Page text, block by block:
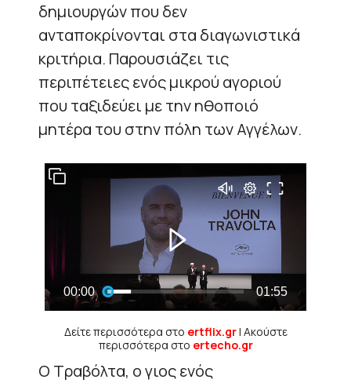
δημιουργών που δεν
ανταποκρίνονται στα διαγωνιστικά
κριτήρια. Παρουσιάζει τις
περιπέτειες ενός μικρού αγοριού
που ταξιδεύει με την ηθοποιό
μητέρα του στην πόλη των Αγγέλων.
Δείτε περισσότερα στο ertflix.gr| Ακούστε
περισσότερα στο ertecho.gr
Ο Τραβόλτα, ο γιος ενός